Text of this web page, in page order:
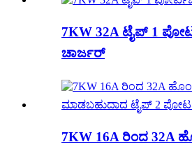
7KW 32A ಟೈಪ್ 1
ಚಾರ್ಜರ್
7KW 16A ರಿಂದ 32A